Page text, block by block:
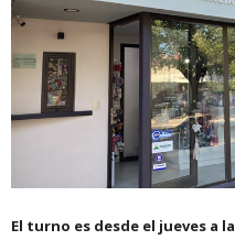
El turno es desde el jueves a